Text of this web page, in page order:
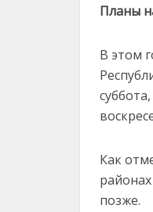
Планы
В этом
Как
позже.